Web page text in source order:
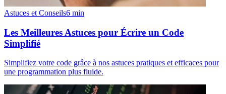
Astuces et Conseils6 min
Les Meilleures Astuces pour Écrire un Code
Simplifié
Simplifiez votre code grâce à nos astuces pratiques et efficaces pour
une programmation plus fluide.